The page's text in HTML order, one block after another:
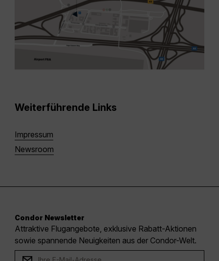
Weiterführende Links
Impressum
Newsroom
Condor Newsletter
Attraktive Flugangebote, exklusive Rabatt-Aktionen
sowie spannende Neuigkeiten aus der Condor-Welt.